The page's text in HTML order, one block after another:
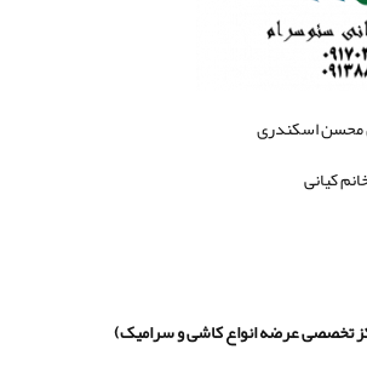
اسکندری
کیانی
تخصصی عرضه انواع کاشی و سرامیک)